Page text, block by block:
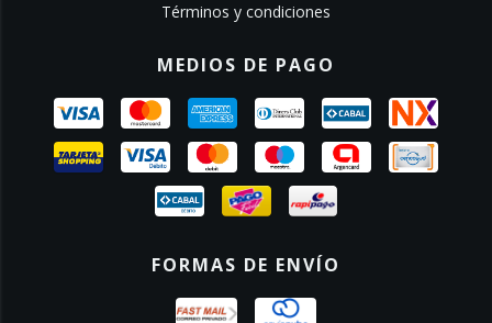
Términos y condiciones
MEDIOS DE PAGO
FORMAS DE ENVÍO